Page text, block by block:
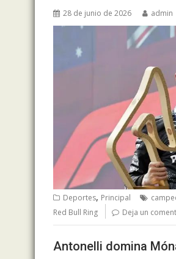
28 de junio de 2026 admin
Deportes, Principal
Red Bull Ring Deja un
Antonelli domina